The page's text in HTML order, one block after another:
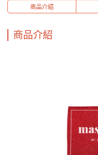
商品介紹
商品介紹